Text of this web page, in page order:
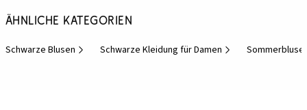
Ähnliche Kategorien
Schwarze Blusen Schwarze Kleidung für Damen